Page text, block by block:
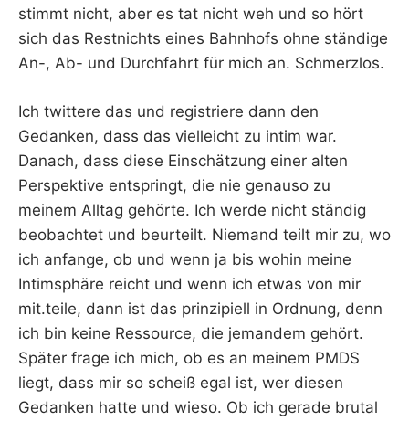
stimmt nicht, aber es tat nicht weh und so hört
sich das Restnichts eines Bahnhofs ohne ständige
An-, Ab- und Durchfahrt für mich an. Schmerzlos.
Ich twittere das und registriere dann den
Gedanken, dass das vielleicht zu intim war.
Danach, dass diese Einschätzung einer alten
Perspektive entspringt, die nie genauso zu
meinem Alltag gehörte. Ich werde nicht ständig
beobachtet und beurteilt. Niemand teilt mir zu, wo
ich anfange, ob und wenn ja bis wohin meine
Intimsphäre reicht und wenn ich etwas von mir
mit.teile, dann ist das prinzipiell in Ordnung, denn
ich bin keine Ressource, die jemandem gehört.
Später frage ich mich, ob es an meinem PMDS
liegt, dass mir so scheiß egal ist, wer diesen
Gedanken hatte und wieso. Ob ich gerade brutal